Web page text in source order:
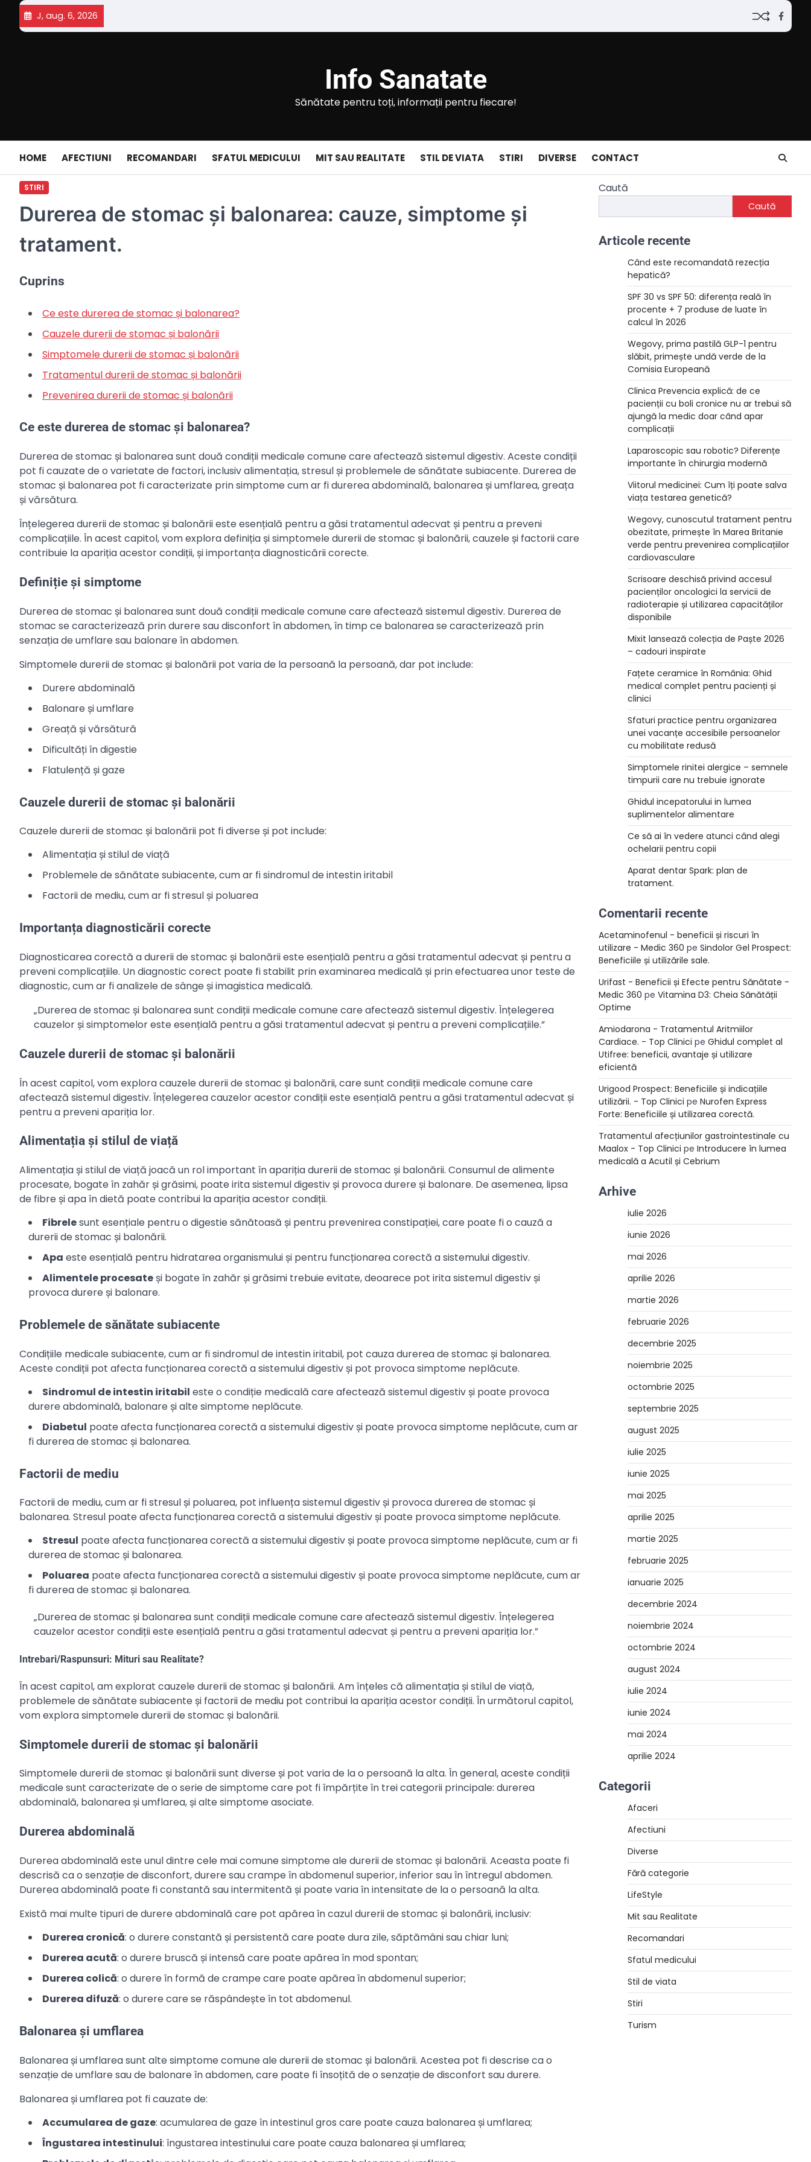
content
J, aug. 6, 2026
Info Sanatate
Sănătate pentru toți, informații pentru fiecare!
HOME AFECTIUNI RECOMANDARI SFATUL MEDICULUI MIT SAU REALITATE STIL DE VIATA STIRI DIVERSE CONTACT
STIRI
Durerea de stomac și balonarea: cauze, simptome și
tratament.
Cuprins
Ce este durerea de stomac și balonarea?
Cauzele durerii de stomac și balonării
Simptomele durerii de stomac și balonării
Tratamentul durerii de stomac și balonării
Prevenirea durerii de stomac și balonării
Ce este durerea de stomac și balonarea?
Durerea de stomac și balonarea sunt două condiții medicale comune care afectează sistemul digestiv. Aceste condiții
pot fi cauzate de o varietate de factori, inclusiv alimentația, stresul și problemele de sănătate subiacente. Durerea de
stomac și balonarea pot fi caracterizate prin simptome cum ar fi durerea abdominală, balonarea și umflarea, greața
și vărsătura.
Înțelegerea durerii de stomac și balonării este esențială pentru a găsi tratamentul adecvat și pentru a preveni
complicațiile. În acest capitol, vom explora definiția și simptomele durerii de stomac și balonării, cauzele și factorii care
contribuie la apariția acestor condiții, și importanța diagnosticării corecte.
Definiție și simptome
Durerea de stomac și balonarea sunt două condiții medicale comune care afectează sistemul digestiv. Durerea de
stomac se caracterizează prin durere sau disconfort în abdomen, în timp ce balonarea se caracterizează prin
senzația de umflare sau balonare în abdomen.
Simptomele durerii de stomac și balonării pot varia de la persoană la persoană, dar pot include:
Durere abdominală
Balonare și umflare
Greață și vărsătură
Dificultăți în digestie
Flatulență și gaze
Cauzele durerii de stomac și balonării
Cauzele durerii de stomac și balonării pot fi diverse și pot include:
Alimentația și stilul de viață
Problemele de sănătate subiacente, cum ar fi sindromul de intestin iritabil
Factorii de mediu, cum ar fi stresul și poluarea
Importanța diagnosticării corecte
Diagnosticarea corectă a durerii de stomac și balonării este esențială pentru a găsi tratamentul adecvat și pentru a
preveni complicațiile. Un diagnostic corect poate fi stabilit prin examinarea medicală și prin efectuarea unor teste de
diagnostic, cum ar fi analizele de sânge și imagistica medicală.
„Durerea de stomac și balonarea sunt condiții medicale comune care afectează sistemul digestiv. Înțelegerea
cauzelor și simptomelor este esențială pentru a găsi tratamentul adecvat și pentru a preveni complicațiile.”
Cauzele durerii de stomac și balonării
În acest capitol, vom explora cauzele durerii de stomac și balonării, care sunt condiții medicale comune care
afectează sistemul digestiv. Înțelegerea cauzelor acestor condiții este esențială pentru a găsi tratamentul adecvat și
pentru a preveni apariția lor.
Alimentația și stilul de viață
Alimentația și stilul de viață joacă un rol important în apariția durerii de stomac și balonării. Consumul de alimente
procesate, bogate în zahăr și grăsimi, poate irita sistemul digestiv și provoca durere și balonare. De asemenea, lipsa
de fibre și apa în dietă poate contribui la apariția acestor condiții.
Fibrelesunt esențiale pentru o digestie sănătoasă și pentru prevenirea constipației, care poate fi o cauză a
durerii de stomac și balonării.
Apa este esențială pentru hidratarea organismului și pentru funcționarea corectă a sistemului digestiv.
Alimentele procesate și bogate în zahăr și grăsimi trebuie evitate, deoarece pot irita sistemul digestiv și
provoca durere și balonare.
Problemele de sănătate subiacente
Condițiile medicale subiacente, cum ar fi sindromul de intestin iritabil, pot cauza durerea de stomac și balonarea.
Aceste condiții pot afecta funcționarea corectă a sistemului digestiv și pot provoca simptome neplăcute.
Sindromul de intestin iritabil este o condiție medicală care afectează sistemul digestiv și poate provoca
durere abdominală, balonare și alte simptome neplăcute.
Diabetul poate afecta funcționarea corectă a sistemului digestiv și poate provoca simptome neplăcute, cum ar
fi durerea de stomac și balonarea.
Factorii de mediu
Factorii de mediu, cum ar fi stresul și poluarea, pot influența sistemul digestiv și provoca durerea de stomac și
balonarea. Stresul poate afecta funcționarea corectă a sistemului digestiv și poate provoca simptome neplăcute.
Stresul poate afecta funcționarea corectă a sistemului digestiv și poate provoca simptome neplăcute, cum ar fi
durerea de stomac și balonarea.
Poluarea poate afecta funcționarea corectă a sistemului digestiv și poate provoca simptome neplăcute, cum ar
fi durerea de stomac și balonarea.
„Durerea de stomac și balonarea sunt condiții medicale comune care afectează sistemul digestiv. Înțelegerea
cauzelor acestor condiții este esențială pentru a găsi tratamentul adecvat și pentru a preveni apariția lor.”
Intrebari/Raspunsuri: Mituri sau Realitate?
În acest capitol, am explorat cauzele durerii de stomac și balonării. Am înțeles că alimentația și stilul de viață,
problemele de sănătate subiacente și factorii de mediu pot contribui la apariția acestor condiții. În următorul capitol,
vom explora simptomele durerii de stomac și balonării.
Simptomele durerii de stomac și balonării
Simptomele durerii de stomac și balonării sunt diverse și pot varia de la o persoană la alta. În general, aceste condiții
medicale sunt caracterizate de o serie de simptome care pot fi împărțite în trei categorii principale: durerea
abdominală, balonarea și umflarea, și alte simptome asociate.
Durerea abdominală
Durerea abdominală este unul dintre cele mai comune simptome ale durerii de stomac și balonării. Aceasta poate fi
descrisă ca o senzație de disconfort, durere sau crampe în abdomenul superior, inferior sau în întregul abdomen.
Durerea abdominală poate fi constantă sau intermitentă și poate varia în intensitate de la o persoană la alta.
Există mai multe tipuri de durere abdominală care pot apărea în cazul durerii de stomac și balonării, inclusiv:
Durerea cronică: o durere constantă și persistentă care poate dura zile, săptămâni sau chiar luni;
Durerea acută: o durere bruscă și intensă care poate apărea în mod spontan;
Durerea colică: o durere în formă de crampe care poate apărea în abdomenul superior;
Durerea difuză: o durere care se răspândește în tot abdomenul.
Balonarea și umflarea
Balonarea și umflarea sunt alte simptome comune ale durerii de stomac și balonării. Acestea pot fi descrise ca o
senzație de umflare sau de balonare în abdomen, care poate fi însoțită de o senzație de disconfort sau durere.
Balonarea și umflarea pot fi cauzate de:
Accumularea de gaze: acumularea de gaze în intestinul gros care poate cauza balonarea și umflarea;
Îngustarea intestinului: îngustarea intestinului care poate cauza balonarea și umflarea;
Caută
Caută
Articole recente
Când este recomandată rezecția
hepatică?
SPF 30 vs SPF 50: diferența reală în
procente + 7 produse de luate în
calcul în 2026
Wegovy, prima pastilă GLP-1 pentru
slăbit, primește undă verde de la
Comisia Europeană
Clinica Prevencia explică: de ce
pacienții cu boli cronice nu ar trebui să
ajungă la medic doar când apar
complicații
Laparoscopic sau robotic? Diferențe
importante în chirurgia modernă
Viitorul medicinei: Cum îți poate salva
viața testarea genetică?
Wegovy, cunoscutul tratament pentru
obezitate, primește în Marea Britanie
verde pentru prevenirea complicațiilor
cardiovasculare
Scrisoare deschisă privind accesul
pacienților oncologici la servicii de
radioterapie și utilizarea capacităților
disponibile
Mixit lansează colecția de Paște 2026
– cadouri inspirate
Fațete ceramice în România: Ghid
medical complet pentru pacienți și
clinici
Sfaturi practice pentru organizarea
unei vacanțe accesibile persoanelor
cu mobilitate redusă
Simptomele rinitei alergice – semnele
timpurii care nu trebuie ignorate
Ghidul incepatorului in lumea
suplimentelor alimentare
Ce să ai în vedere atunci când alegi
ochelarii pentru copii
Aparat dentar Spark: plan de
tratament.
Comentarii recente
Acetaminofenul - beneficii și riscuri în
utilizare - Medic 360 pe Sindolor Gel Prospect:
Beneficiile și utilizările sale.
Urifast - Beneficii și Efecte pentru Sănătate -
Medic 360 pe Vitamina D3: Cheia Sănătății
Optime
Amiodarona - Tratamentul Aritmiilor
Cardiace. - Top Clinici pe Ghidul complet al
Utifree: beneficii, avantaje și utilizare
eficientă
Urigood Prospect: Beneficiile și indicațiile
utilizării. - Top Clinici pe Nurofen Express
Forte: Beneficiile și utilizarea corectă.
Tratamentul afecțiunilor gastrointestinale cu
Maalox - Top Clinici pe Introducere în lumea
medicală a Acutil și Cebrium
Arhive
iulie 2026
iunie 2026
mai 2026
aprilie 2026
martie 2026
februarie 2026
decembrie 2025
noiembrie 2025
octombrie 2025
septembrie 2025
august 2025
iulie 2025
iunie 2025
mai 2025
aprilie 2025
martie 2025
februarie 2025
ianuarie 2025
decembrie 2024
noiembrie 2024
octombrie 2024
august 2024
iulie 2024
iunie 2024
mai 2024
aprilie 2024
Categorii
Afaceri
Afectiuni
Diverse
Fără categorie
LifeStyle
Mit sau Realitate
Recomandari
Sfatul medicului
Stil de viata
Stiri
Turism